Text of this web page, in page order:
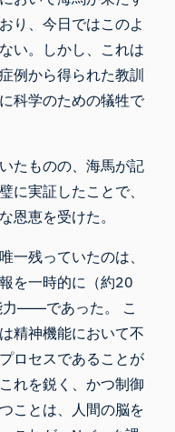
り、今日ではこのよ
い。しかし、これは
例から得られた教訓
科学のための犠牲で
たものの、海馬が記
に実証したことで、
恩恵を受けた。
一残っていたのは、
を一時的に（約20
力――であった。 こ
精神機能において不
ロセスであることが
れを鋭く、かつ制御
ことは、人間の脳を